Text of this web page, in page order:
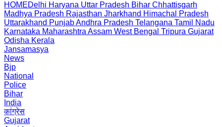
HOMEDelhi Haryana Uttar Pradesh Bihar Chhattisgarh
Madhya Pradesh Rajasthan Jharkhand Himachal Pradesh
Uttarakhand PunjabAndhra Pradesh Telangana Tamil Nadu
Karnataka Maharashtra Assam West Bengal Tripura Gujarat
Odisha Kerala
Jansamasya
News
Bjp
National
Police
Bihar
India
कांग्रेस
Gujarat